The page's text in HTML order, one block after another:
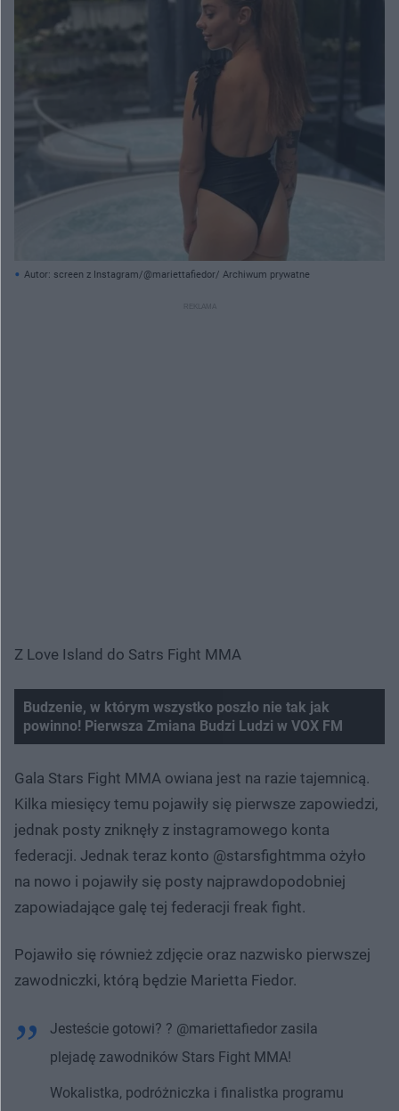
Autor: screen z Instagram/@mariettafiedor/ Archiwum prywatne
Z Love Island do Satrs Fight MMA
Budzenie, w którym wszystko poszło nie tak jak
powinno! Pierwsza Zmiana Budzi Ludzi w VOX FM
Gala Stars Fight MMA owiana jest na razie tajemnicą.
Kilka miesięcy temu pojawiły się pierwsze zapowiedzi,
jednak posty zniknęły z instagramowego konta
federacji. Jednak teraz konto @starsfightmma ożyło
na nowo i pojawiły się posty najprawdopodobniej
zapowiadające galę tej federacji freak fight.
Pojawiło się również zdjęcie oraz nazwisko pierwszej
zawodniczki, którą będzie Marietta Fiedor.
Jesteście gotowi? ? @mariettafiedor zasila
plejadę zawodników Stars Fight MMA!
Wokalistka, podróżniczka i finalistka programu